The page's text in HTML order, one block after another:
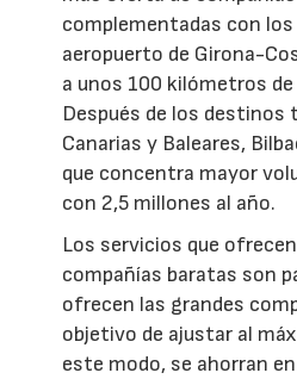
complementadas con
aeropuerto de Girona-
a unos 100 kilómetros de
Después de los destinos
Canarias y Baleares,
que concentra mayor
con 2,5 millones al año.
Los servicios que
compañías baratas son
ofrecen las grandes
objetivo de ajustar al
este modo, se ahorran